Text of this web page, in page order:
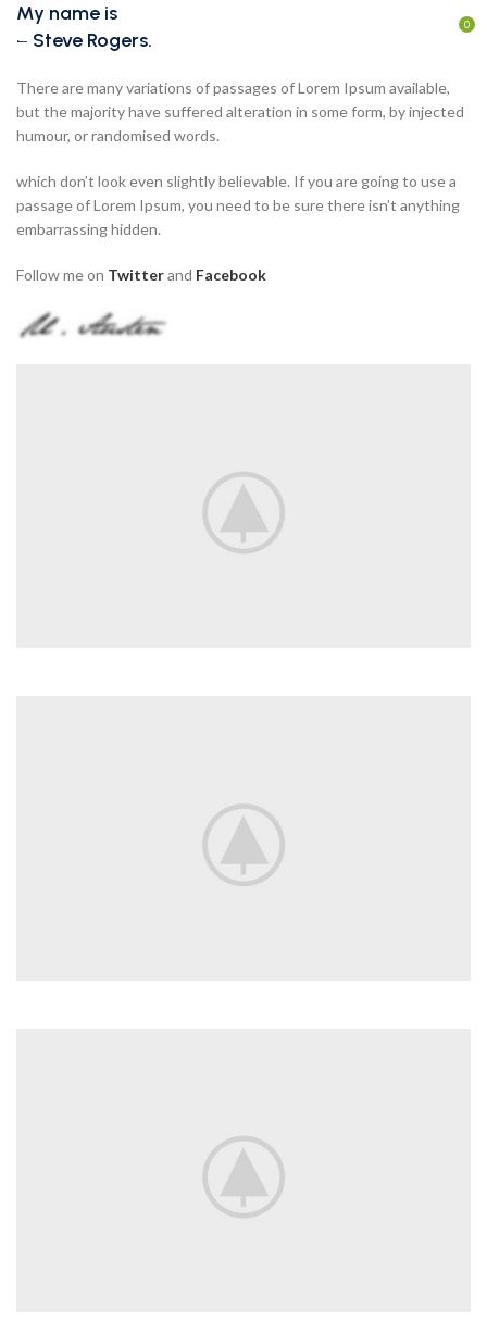
0
My name is
– Steve Rogers.
There are many variations of passages of Lorem Ipsum available,
but the majority have suffered alteration in some form, by injected
humour, or randomised words.
which don’t look even slightly believable. If you are going to use a
passage of Lorem Ipsum, you need to be sure there isn’t anything
embarrassing hidden.
Follow me on Twitterand Facebook